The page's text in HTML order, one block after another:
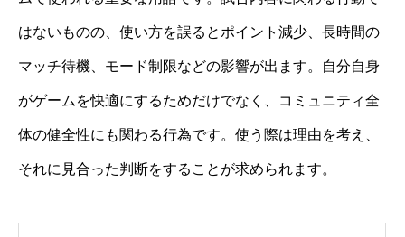
はないものの、使い方を誤るとポイント減少、長時間の
マッチ待機、モード制限などの影響が出ます。自分自身
がゲームを快適にするためだけでなく、コミュニティ全
体の健全性にも関わる行為です。使う際は理由を考え、
それに見合った判断をすることが求められます。